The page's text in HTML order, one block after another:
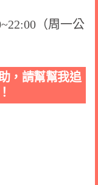
（周一公
，請幫幫我追